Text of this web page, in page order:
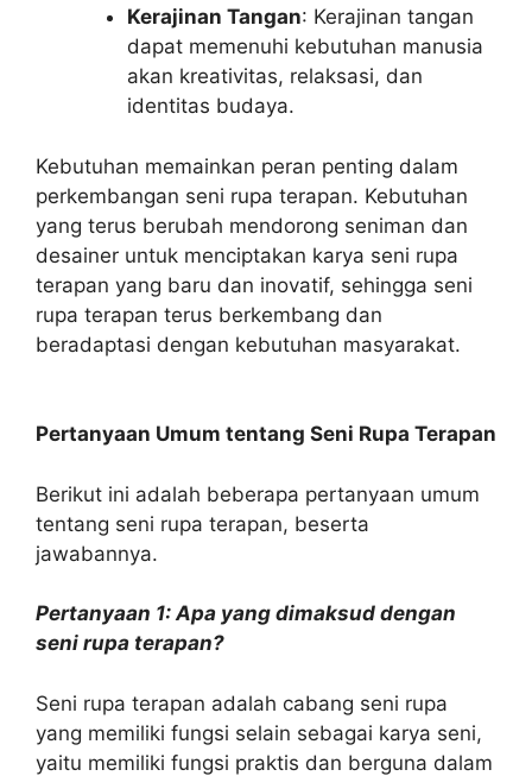
Kerajinan Tangan: Kerajinan tangan
dapat memenuhi kebutuhan manusia
akan kreativitas, relaksasi, dan
identitas budaya.
Kebutuhan memainkan peran penting dalam
perkembangan seni rupa terapan. Kebutuhan
yang terus berubah mendorong seniman dan
desainer untuk menciptakan karya seni rupa
terapan yang baru dan inovatif, sehingga seni
rupa terapan terus berkembang dan
beradaptasi dengan kebutuhan masyarakat.
Pertanyaan Umum tentang Seni Rupa Terapan
Berikut ini adalah beberapa pertanyaan umum
tentang seni rupa terapan, beserta
jawabannya.
Pertanyaan 1: Apa yang dimaksud dengan
seni rupa terapan?
Seni rupa terapan adalah cabang seni rupa
yang memiliki fungsi selain sebagai karya seni,
yaitu memiliki fungsi praktis dan berguna dalam